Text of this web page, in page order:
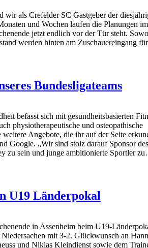
wir als Crefelder SC Gastgeber der
und Wochen laufen die Planungen
jetzt endlich vor der Tür steht.
werden hinten am Zuschauereingang
Bundesligateams
befasst sich mit gesundheitsbasierten
physiotherapeutische und osteopathische
Angebote, die ihr auf der Seite
Google. „Wir sind stolz darauf Sponsor
zu sein und junge ambitionierte Sportler
U19 Länderpokal
in Assenheim beim U19-
mit 3-2. Glückwunsch an
und Niklas Kleindienst sowie dem